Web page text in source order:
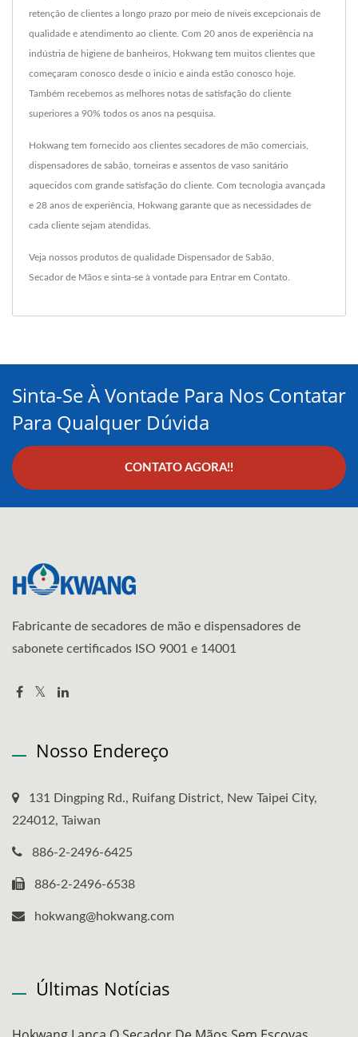
retenção de clientes a longo prazo por meio de níveis excepcionais de
qualidade e atendimento ao cliente. Com 20 anos de experiência na
indústria de higiene de banheiros, Hokwang tem muitos clientes que
começaram conosco desde o início e ainda estão conosco hoje.
Também recebemos as melhores notas de satisfação do cliente
superiores a 90% todos os anos na pesquisa.
Hokwang tem fornecido aos clientes secadores de mão comerciais,
dispensadores de sabão, torneiras e assentos de vaso sanitário
aquecidos com grande satisfação do cliente. Com tecnologia avançada
e 28 anos de experiência, Hokwang garante que as necessidades de
cada cliente sejam atendidas.
Veja nossos produtos de qualidade Dispensador de Sabão
Secador de Mãos e sinta-se à vontade para Entrar em Contato
Sinta-Se À Vontade Para Nos Contatar
Para Qualquer Dúvida
CONTATO AGORA!!
Fabricante de secadores de mão e dispensadores de
sabonete certificados ISO 9001 e 14001
Nosso Endereço
131 Dingping Rd., Ruifang District, New Taipei City,
224012, Taiwan
886-2-2496-6425
886-2-2496-6538
hokwang@hokwang.com
Últimas Notícias